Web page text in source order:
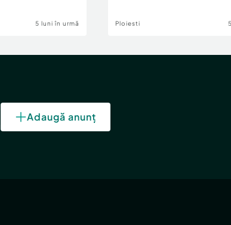
5 luni în urmă Ploiesti
Adaugă anunț